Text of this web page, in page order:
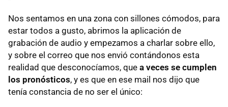
Nos sentamos en una zona con sillones cómodos, para
estar todos a gusto, abrimos la aplicación de
grabación de audio y empezamos a charlar sobre ello,
y sobre el correo que nos envió contándonos esta
realidad que desconocíamos, que a veces se cumplen
los pronósticos, y es que en ese mail nos dijo que
tenía constancia de no ser el único: